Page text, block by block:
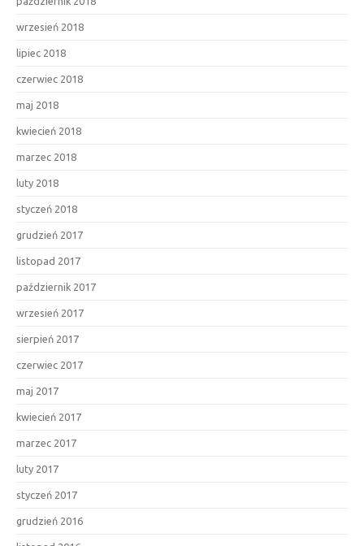
wrzesień 2018
lipiec 2018
czerwiec 2018
maj 2018
kwiecień 2018
marzec 2018
luty 2018
styczeń 2018
grudzień 2017
listopad 2017
październik 2017
wrzesień 2017
sierpień 2017
czerwiec 2017
maj 2017
kwiecień 2017
marzec 2017
luty 2017
styczeń 2017
grudzień 2016